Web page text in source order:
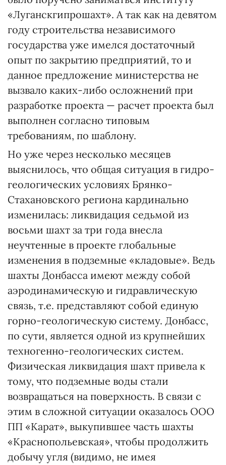
«Луганскгипрошахт». А так как на девятом
году строительства независимого
государства уже имелся достаточный
опыт по закрытию предприятий, то и
данное предложение министерства не
вызвало каких-либо осложнений при
разработке проекта — расчет проекта был
выполнен согласно типовым
требованиям, по шаблону.
Но уже через несколько месяцев
выяснилось, что общая ситуация в гидро-
геологических условиях Брянко-
Стахановского региона кардинально
изменилась: ликвидация седьмой из
восьми шахт за три года внесла
неучтенные в проекте глобальные
изменения в подземные «кладовые». Ведь
шахты Донбасса имеют между собой
аэродинамическую и гидравлическую
связь, т.е. представляют собой единую
горно-геологическую систему. Донбасс,
по сути, является одной из крупнейших
техногенно-геологических систем.
Физическая ликвидация шахт привела к
тому, что подземные воды стали
возвращаться на поверхность. В связи с
этим в сложной ситуации оказалось ООО
ПП «Карат», выкупившее часть шахты
«Краснопольевская», чтобы продолжить
добычу угля (видимо, не имея